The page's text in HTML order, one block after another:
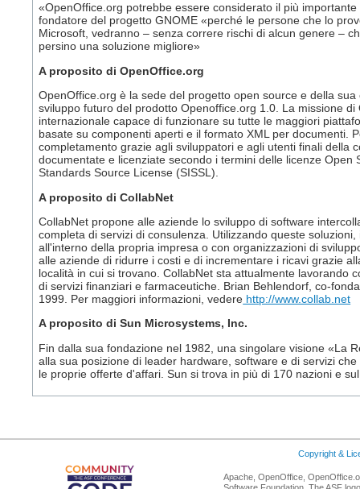
«OpenOffice.org potrebbe essere considerato il più
fondatore del progetto GNOME «perché le persone che lo
Microsoft, vedranno – senza correre rischi di alcun genere –
persino una soluzione migliore»
A proposito di OpenOffice.org
OpenOffice.org è la sede del progetto open source e della
sviluppo futuro del prodotto Openoffice.org 1.0. La missione
internazionale capace di funzionare su tutte le maggiori
basate su componenti aperti e il formato XML per documenti.
completamento grazie agli sviluppatori e agli utenti finali della
documentate e licenziate secondo i termini delle licenze
Standards Source License (SISSL).
A proposito di CollabNet
CollabNet propone alle aziende lo sviluppo di software
completa di servizi di consulenza. Utilizzando queste
all'interno della propria impresa o con organizzazioni di
alle aziende di ridurre i costi e di incrementare i ricavi grazie
località in cui si trovano. CollabNet sta attualmente lavorando
di servizi finanziari e farmaceutiche. Brian Behlendorf, co-
1999. Per maggiori informazioni, vedere http://www.collab.net
A proposito di Sun Microsystems, Inc.
Fin dalla sua fondazione nel 1982, una singolare visione «La
alla sua posizione di leader hardware, software e di servizi
le proprie offerte d'affari. Sun si trova in più di 170 nazioni e
Copyright &
Apache, OpenOffice,